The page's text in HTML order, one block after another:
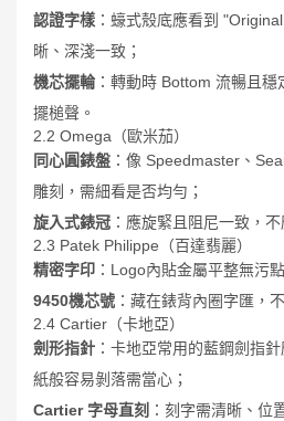
認證字樣 ：蠔式殼底應看到
晰、深淺一致；
機芯擺輪 ：轉動時 Bottom 流暢且
擺槌聲。
2.2 Omega（歐米茄）
同心圓錶盤 ：像 Speedmaster、
雕刻，需細看是否均勻；
旋入式錶冠 ：應旋緊且阻尼一致，不
2.3 Patek Philippe（百達翡麗）
精密字印 ：Logo內貼金屬平整無污點
9450機芯號 ：藏在錶背內圈字匯，
2.4 Cartier（卡地亞）
劍形指針 ：卡地亞常用的藍鋼劍指
紙般容易剝落需當心；
Cartier 字母直刻 ：刻字需清晰、位